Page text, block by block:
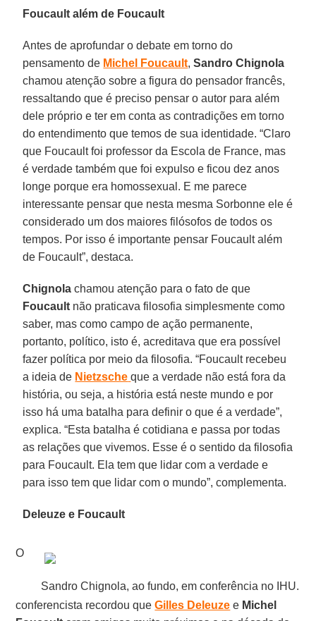
Foucault além de Foucault
Antes de aprofundar o debate em torno do
pensamento de Michel Foucault,Sandro Chignola
chamou atenção sobre a figura do pensador francês,
ressaltando que é preciso pensar o autor para além
dele próprio e ter em conta as contradições em torno
do entendimento que temos de sua identidade. “Claro
que Foucault foi professor da Escola de France, mas
é verdade também que foi expulso e ficou dez anos
longe porque era homossexual. E me parece
interessante pensar que nesta mesma Sorbonne ele é
considerado um dos maiores filósofos de todos os
tempos. Por isso é importante pensar Foucault além
de Foucault”, destaca.
Chignola chamou atenção para o fato de que
Foucault não praticava filosofia simplesmente como
saber, mas como campo de ação permanente,
portanto, político, isto é, acreditava que era possível
fazer política por meio da filosofia. “Foucault recebeu
a ideia de Nietzsche que a verdade não está fora da
história, ou seja, a história está neste mundo e por
isso há uma batalha para definir o que é a verdade”,
explica. “Esta batalha é cotidiana e passa por todas
as relações que vivemos. Esse é o sentido da filosofia
para Foucault. Ela tem que lidar com a verdade e
para isso tem que lidar com o mundo”, complementa.
Deleuze e Foucault
Sandro Chignola, ao fundo, em conferência no IHU.
O
conferencista recordou queGilles Deleuze e Michel